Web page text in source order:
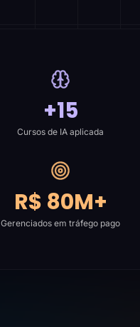
+15
Cursos de IA aplicada
R$ 80M+
Gerenciados em tráfego pago